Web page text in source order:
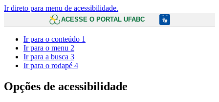
Ir direto para menu de acessibilidade.
ACESSE O PORTAL UFABC
Ir para o conteúdo 1
Ir para o menu 2
Ir para a busca 3
Ir para o rodapé 4
Opções de acessibilidade